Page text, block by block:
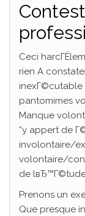
Ceci
rien A
inexГ©cutable
pantomimes
Manque
“y appert de
involontaire/
volontaire/
de
Prenons un
Que presque